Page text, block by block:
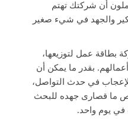
أن شركتك تهتم
والجهد في شيء صغير
بطاقة عمل لتوزيعها،
بقدر ما يمكن أن
في حدث التواصل،
ما قصارى جهده للبحث
في يوم واحد.